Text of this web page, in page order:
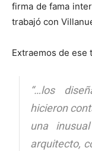
firma de fama
trabajó con
Extraemos de ese
“…los
hicieron
una
arquitecto,